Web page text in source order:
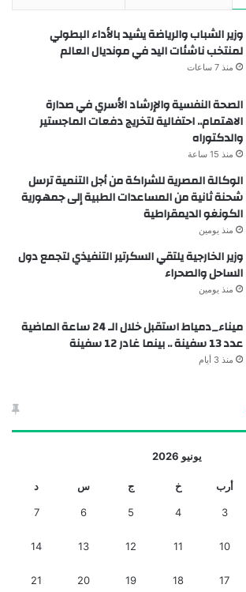
وزير الشباب والرياضة يشيد بالأداء البطولي
لمنتخب ناشئات اليد في مونديال العالم
منذ 7 ساعات
الصحة النفسية والإرشاد الأسري في صدارة
الاهتمام.. احتفالية لتخريج دفعات الماجستير
والدكتوراه
منذ 15 ساعة
الوكالة المصرية للشراكة من أجل التنمية ترسل
شحنة ثانية من المساعدات الطبية إلى جمهورية
الكونغو الديمقراطية
منذ يومين
وزير الخارجية يلتقي السكرتير التنفيذي لتجمع دول
الساحل والصحراء
منذ يومين
ميناء_دمياط استقبل خلال الـ 24 ساعة الماضية
عدد 13 سفينة .. بينما غادر 12 سفينة
منذ 3 أيام
يونيو 2026
أرب خ ج س د
3
4
5
6
7
10
11
12
13
14
17
18
19
20
21